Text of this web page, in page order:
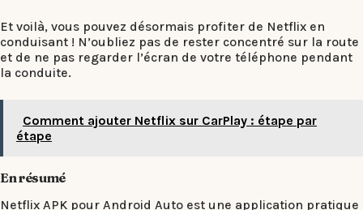
Et voilà, vous pouvez désormais profiter de Netflix en
conduisant ! N’oubliez pas de rester concentré sur la route
et de ne pas regarder l’écran de votre téléphone pendant
la conduite.
Comment ajouter Netflix sur CarPlay : étape par
étape
En résumé
Netflix APK pour Android Auto est une application pratique